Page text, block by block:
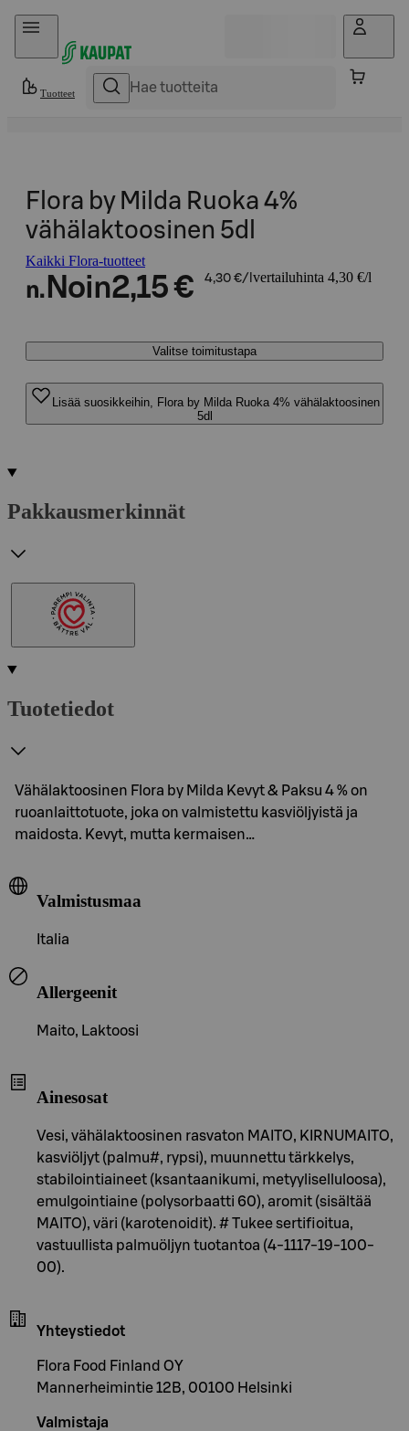
Hyppää sisältöön
Tuotteet
Flora by Milda Ruoka 4%
vähälaktoosinen 5dl
Kaikki Flora-tuotteet
n. Noin2,15 € 4,30 €/l vertailuhinta 4,30 €/l
Valitse toimitustapa
Lisää suosikkeihin, Flora by Milda Ruoka 4% vähälaktoosinen
5dl
Pakkausmerkinnät
Tuotetiedot
Vähälaktoosinen Flora by Milda Kevyt & Paksu 4 % on
ruoanlaittotuote, joka on valmistettu kasviöljyistä ja
maidosta. Kevyt, mutta kermaisen…
Valmistusmaa
Italia
Allergeenit
Maito, Laktoosi
Ainesosat
Vesi, vähälaktoosinen rasvaton MAITO, KIRNUMAITO,
kasviöljyt (palmu#, rypsi), muunnettu tärkkelys,
stabilointiaineet (ksantaanikumi, metyyliselluloosa),
emulgointiaine (polysorbaatti 60), aromit (sisältää
MAITO), väri (karotenoidit). # Tukee sertifioitua,
vastuullista palmuöljyn tuotantoa (4-1117-19-100-
00).
Yhteystiedot
Flora Food Finland OY
Mannerheimintie 12B, 00100 Helsinki
Valmistaja